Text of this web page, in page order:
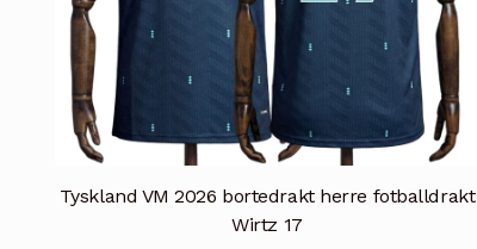
Tyskland VM 2026 bortedrakt herre fotballdrakt
Wirtz 17